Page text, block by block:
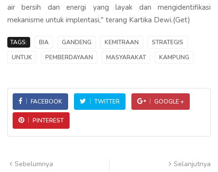
air bersih dan energi yang layak dan mengidentifikasi
mekanisme untuk implentasi," terang Kartika Dewi.(Get)
TAGS: BIA GANDENG KEMITRAAN
STRATEGIS
UNTUK
PEMBERDAYAAN MASYARAKAT KAMPUNG
FACEBOOK TWITTER GOOGLE +
PINTEREST
Sebelumnya Selanjutnya